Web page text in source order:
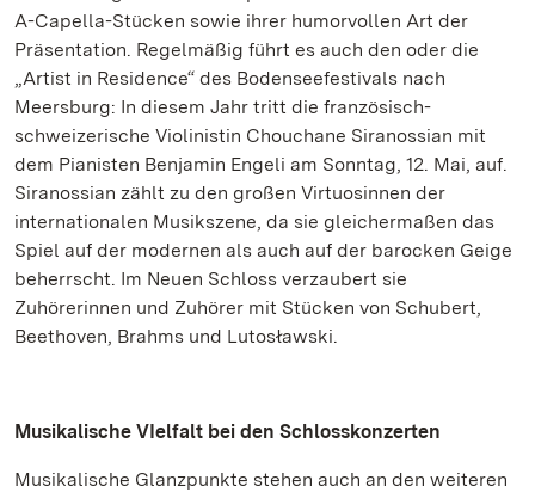
A-Capella-Stücken sowie ihrer humorvollen Art der
Präsentation. Regelmäßig führt es auch den oder die
„Artist in Residence“ des Bodenseefestivals nach
Meersburg: In diesem Jahr tritt die französisch-
schweizerische Violinistin Chouchane Siranossian mit
dem Pianisten Benjamin Engeli am Sonntag, 12. Mai, auf.
Siranossian zählt zu den großen Virtuosinnen der
internationalen Musikszene, da sie gleichermaßen das
Spiel auf der modernen als auch auf der barocken Geige
beherrscht. Im Neuen Schloss verzaubert sie
Zuhörerinnen und Zuhörer mit Stücken von Schubert,
Beethoven, Brahms und Lutosławski.
Musikalische VIelfalt bei den Schlosskonzerten
Musikalische Glanzpunkte stehen auch an den weiteren